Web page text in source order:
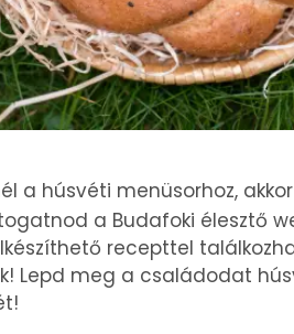
a húsvéti menüsorhoz,
a Budafoki élesztő
recepttel
Lepd meg a családodat